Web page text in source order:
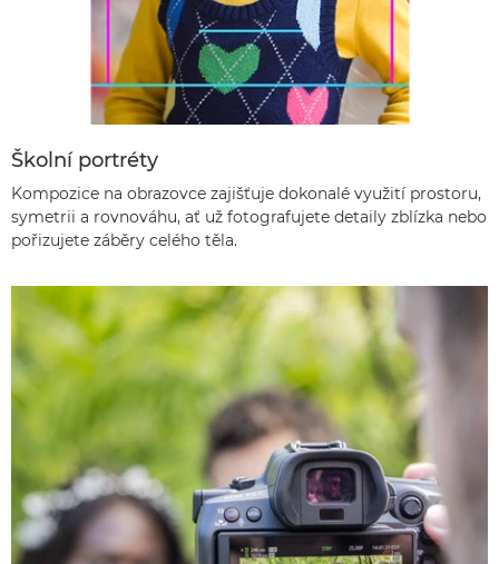
Školní portréty
Kompozice na obrazovce zajišťuje dokonalé využití prostoru,
symetrii a rovnováhu, ať už fotografujete detaily zblízka nebo
pořizujete záběry celého těla.